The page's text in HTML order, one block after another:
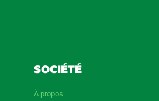
SOCIÉTÉ
À propos